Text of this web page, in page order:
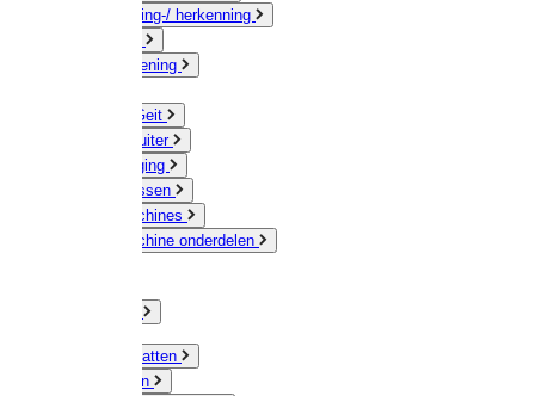
Veemarkering-/ herkenning
Voervoorziening
Schaap / Geit
Paard & Ruiter
Veeverzorging
Scheermessen
Scheermachines
Scheermachine onderdelen
Muizen / Ratten
Drukspuiten